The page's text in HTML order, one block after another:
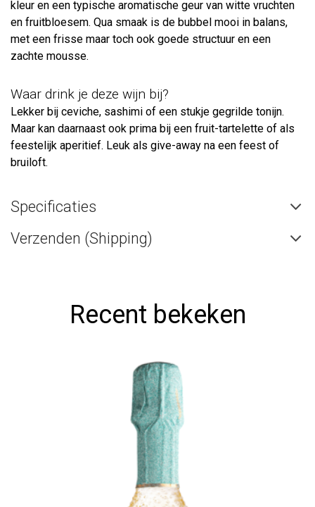
kleur en een typische aromatische geur van witte vruchten
en fruitbloesem. Qua smaak is de bubbel mooi in balans,
met een frisse maar toch ook goede structuur en een
zachte mousse.
Waar drink je deze wijn bij?
Lekker bij ceviche, sashimi of een stukje gegrilde tonijn.
Maar kan daarnaast ook prima bij een fruit-tartelette of als
feestelijk aperitief. Leuk als give-away na een feest of
bruiloft.
Specificaties
Verzenden (Shipping)
Recent bekeken